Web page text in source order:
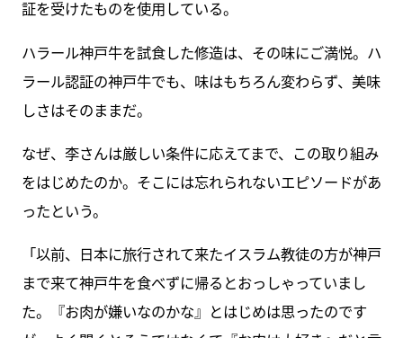
証を受けたものを使用している。
ハラール神戸牛を試食した修造は、その味にご満悦。ハ
ラール認証の神戸牛でも、味はもちろん変わらず、美味
しさはそのままだ。
なぜ、李さんは厳しい条件に応えてまで、この取り組み
をはじめたのか。そこには忘れられないエピソードがあ
ったという。
「以前、日本に旅行されて来たイスラム教徒の方が神戸
まで来て神戸牛を食べずに帰るとおっしゃっていまし
た。『お肉が嫌いなのかな』とはじめは思ったのです